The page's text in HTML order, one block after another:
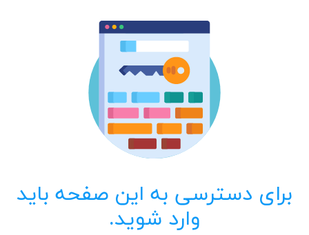
برای دسترسی به این صفحه باید
وارد شوید.